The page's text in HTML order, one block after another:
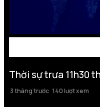
Thời sự trưa 11h30
3 tháng trước 140 lượt xem